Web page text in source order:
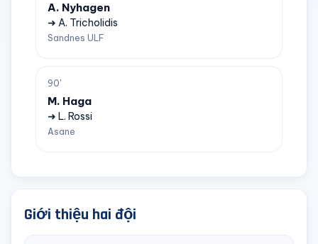
A. Nyhagen
➜ A. Tricholidis
Sandnes ULF
90'
M. Haga
➜ L. Rossi
Asane
Giới thiệu hai đội